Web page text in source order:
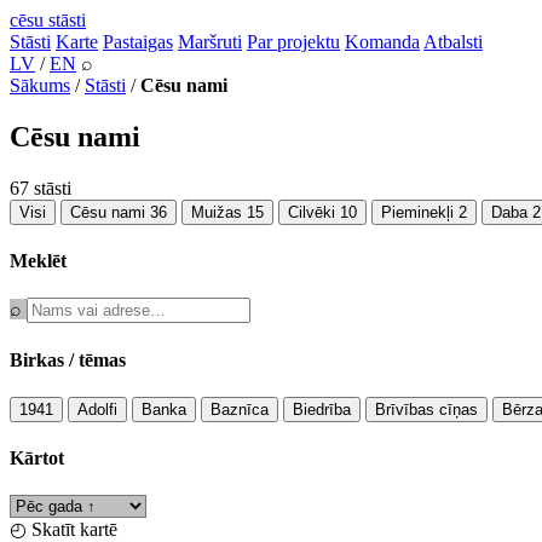
cēsu stāsti
Stāsti Karte Pastaigas Maršruti Par projektu Komanda Atbalsti
LV /EN ⌕
Sākums / Stāsti / Cēsu nami
Cēsu nami
67 stāsti
Visi Cēsu nami 36 Muižas 15 Cilvēki 10 Pieminekļi 2 Daba 2
Meklēt
⌕
Birkas / tēmas
1941 Adolfi Banka Baznīca Biedrība Brīvības cīņas
Kārtot
◴ Skatīt kartē